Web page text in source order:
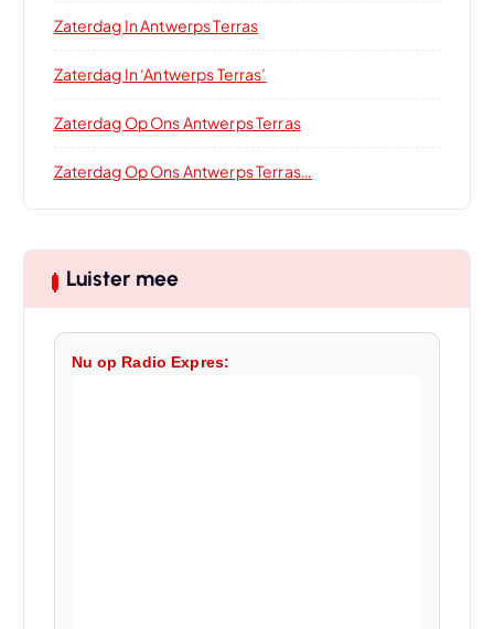
Zaterdag In Antwerps Terras
Zaterdag In ‘Antwerps Terras’
Zaterdag Op Ons Antwerps Terras
Zaterdag Op Ons Antwerps Terras…
Luister mee
Nu op Radio Expres: